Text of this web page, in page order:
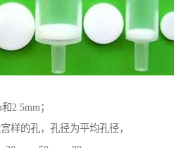
2.5mm；
样的孔，孔径为平均孔径，